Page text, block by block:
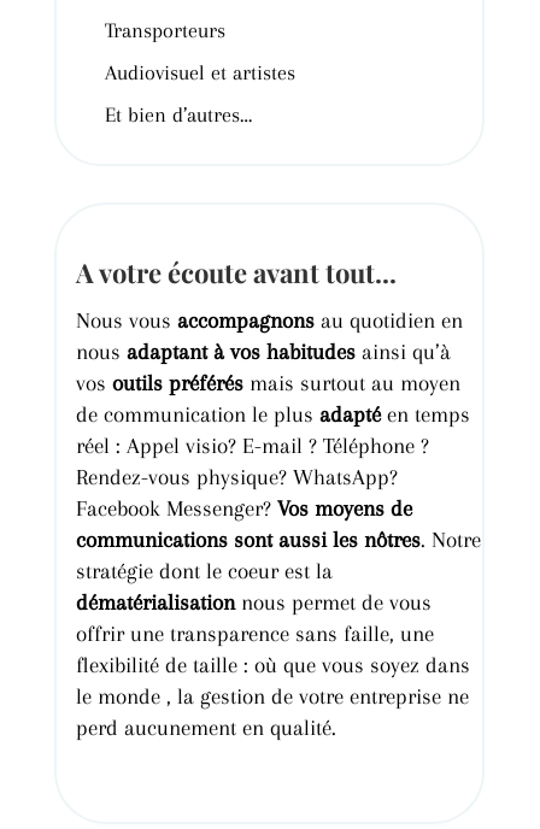
Transporteurs
Audiovisuel et artistes
Et bien d’autres…
A votre écoute avant tout...
Nous vous accompagnonsau quotidien en
nous adaptant à vos habitudesainsi qu’à
vos outils préférésmais surtout au moyen
de communication le plus adaptéen temps
réel : Appel visio?E-mail ?Téléphone ?
Rendez-vous physique? WhatsApp?
Facebook Messenger?Vos moyens de
communications sont aussi les nôtres. Notre
stratégie dont le coeurest la
dématérialisationnous permet de vous
offrir une transparence sans faille, une
flexibilitéde taille : où que vous soyez dans
le monde , la gestion de votre entreprise ne
perd aucunementen qualité.